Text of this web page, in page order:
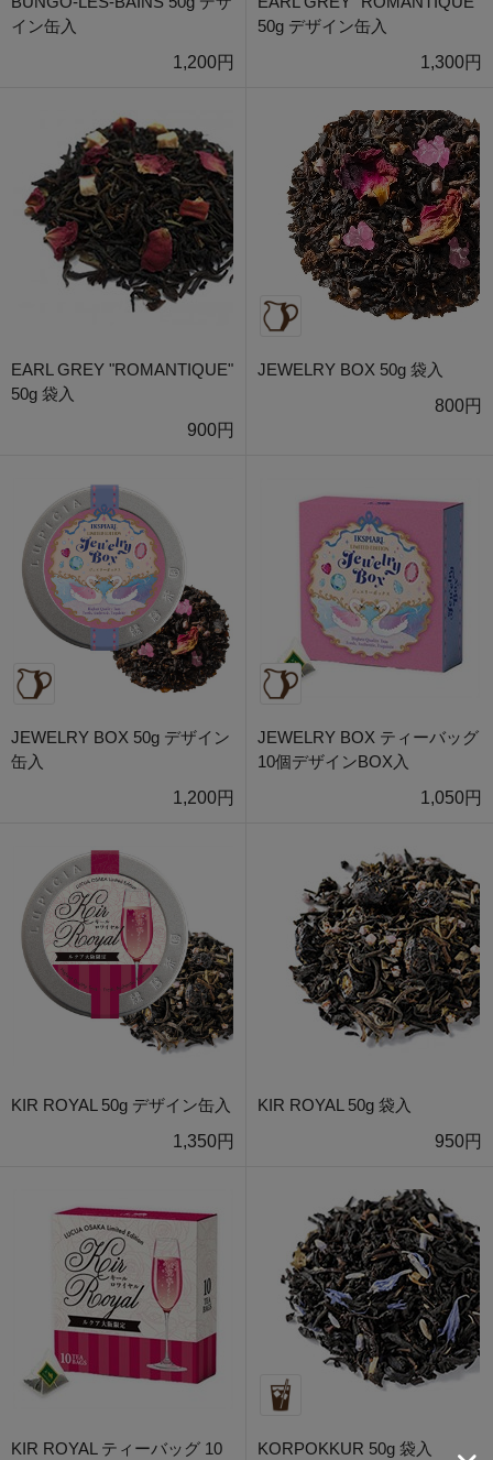
イン缶入
1,200円
50g デザイン缶入
1,300円
EARL GREY "ROMANTIQUE"
50g 袋入
900円
JEWELRY BOX 50g 袋入
800円
JEWELRY BOX 50g デザイン
缶入
1,200円
JEWELRY BOX ティーバッグ
10個デザインBOX入
1,050円
KIR ROYAL 50g デザイン缶入
1,350円
KIR ROYAL 50g 袋入
950円
KIR ROYAL ティーバッグ 10
KORPOKKUR 50g 袋入